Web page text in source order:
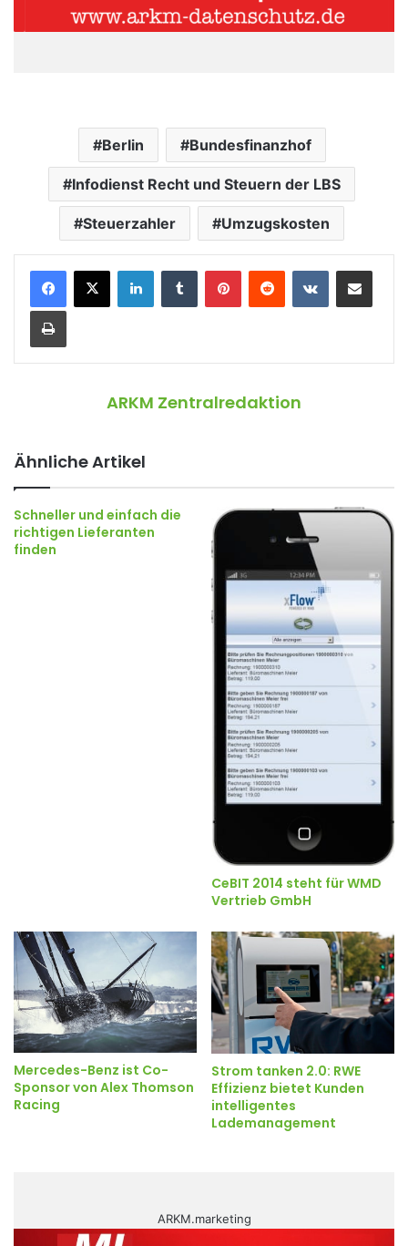
Berlin Bundesfinanzhof
Infodienst Recht und Steuern der LBS
Steuerzahler Umzugskosten
ARKM Zentralredaktion
Ähnliche Artikel
Schneller und einfach die
richtigen Lieferanten
finden
CeBIT 2014 steht für WMD
Vertrieb GmbH
Mercedes-Benz ist Co-
Sponsor von Alex Thomson
Racing
Strom tanken 2.0: RWE
Effizienz bietet Kunden
intelligentes
Lademanagement
ARKM.marketing